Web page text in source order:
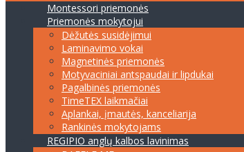
Montessori priemonės
Priemonės mokytojui
Dėžutės susidėjimui
Laminavimo vokai
Magnetinės priemonės
Motyvaciniai antspaudai ir lipdukai
Pagalbinės priemonės
TimeTEX laikmačiai
Aplankai, įmautės, kanceliarija
Rankinės mokytojams
REGIPIO anglų kalbos lavinimas